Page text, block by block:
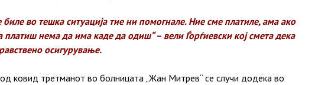
во тешка ситуација тие ни помогнале. Ние сме платиле, ама ако
нема да има каде да одиш“ – вели Ѓорѓиевски кој смета дека
осигурување.
ковид третманот во болницата „Жан Митрев“ се случи додека во